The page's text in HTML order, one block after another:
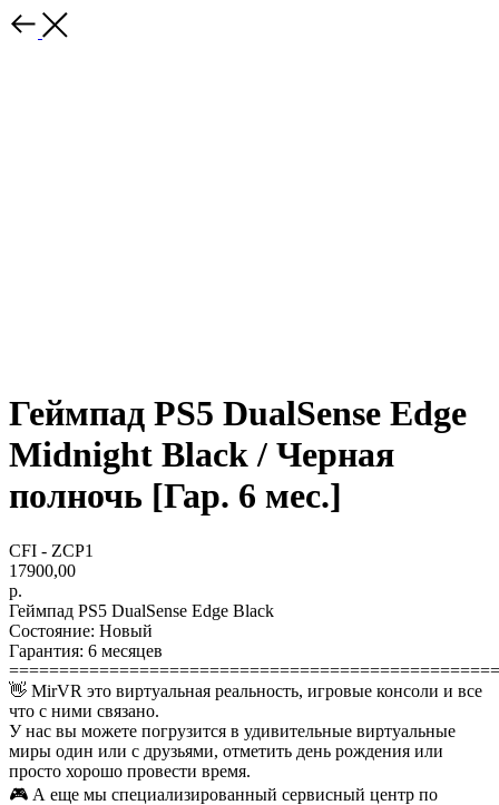
Геймпад PS5 DualSense Edge
Midnight Black / Черная
полночь [Гар. 6 мес.]
CFI - ZCP1
17900,00
р.
Геймпад PS5 DualSense Edge Black
Состояние: Новый
Гарантия: 6 месяцев
👋 MirVR это виртуальная реальность, игровые консоли и все
что с ними связано.
У нас вы можете погрузится в удивительные виртуальные
миры один или с друзьями, отметить день рождения или
просто хорошо провести время.
🎮 А еще мы специализированный сервисный центр по